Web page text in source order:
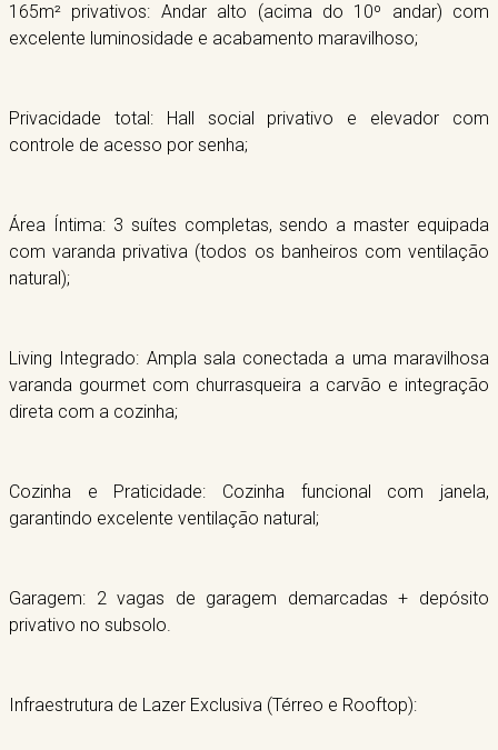
165m² privativos: Andar alto (acima do 10º andar) com
excelente luminosidade e acabamento maravilhoso;
Privacidade total: Hall social privativo e elevador com
controle de acesso por senha;
Área Íntima: 3 suítes completas, sendo a master equipada
com varanda privativa (todos os banheiros com ventilação
natural);
Living Integrado: Ampla sala conectada a uma maravilhosa
varanda gourmet com churrasqueira a carvão e integração
direta com a cozinha;
Cozinha e Praticidade: Cozinha funcional com janela,
garantindo excelente ventilação natural;
Garagem: 2 vagas de garagem demarcadas + depósito
privativo no subsolo.
Infraestrutura de Lazer Exclusiva (Térreo e Rooftop):